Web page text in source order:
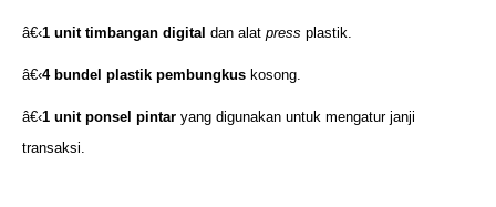
â€‹1 unit timbangan digital dan alat press plastik.
â€‹4 bundel plastik pembungkus kosong.
â€‹1 unit ponsel pintar yang digunakan untuk mengatur janji
transaksi.